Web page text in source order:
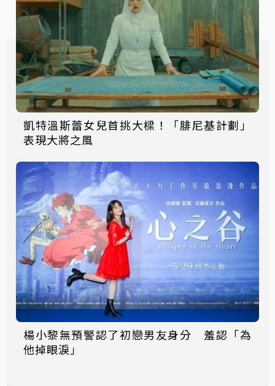
凱特溫斯蕾女兒首挑大樑！「腓尼基計劃」
表現大將之風
楊小黎無預警認了初戀男友身分 羞認「為
他掉眼淚」